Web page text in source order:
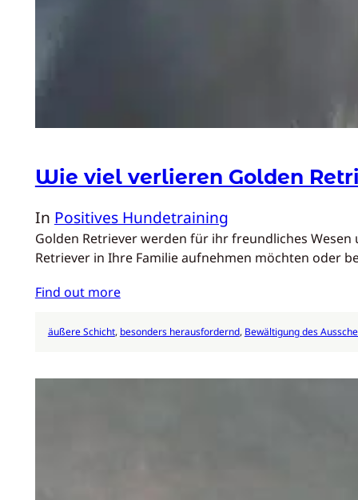
Wie viel verlieren Golden
In Positives Hundetraining
Golden Retriever werden für ihr freundliches
Retriever in Ihre Familie aufnehmen möchten oder
Find out more
äußere Schicht, besonders herausfordernd, Bewältigung des